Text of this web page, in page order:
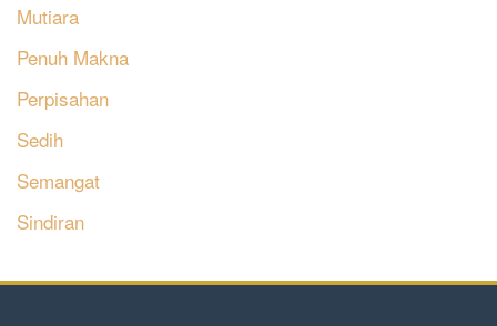
Mutiara
Penuh Makna
Perpisahan
Sedih
Semangat
Sindiran